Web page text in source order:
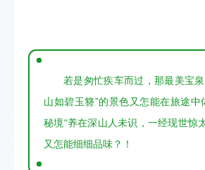
若是匆忙疾车而过，那最美宝泉
山如碧玉簪”的景色又怎能在旅途中
秘境“养在深山人未识，一经现世惊
又怎能细细品味？！